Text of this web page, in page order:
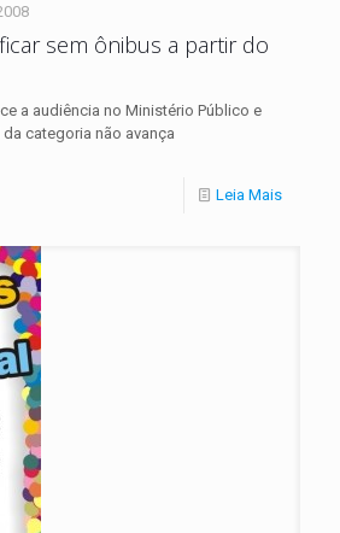
sem ônibus a partir do
a audiência no Ministério Público e
categoria não avança
Leia Mais